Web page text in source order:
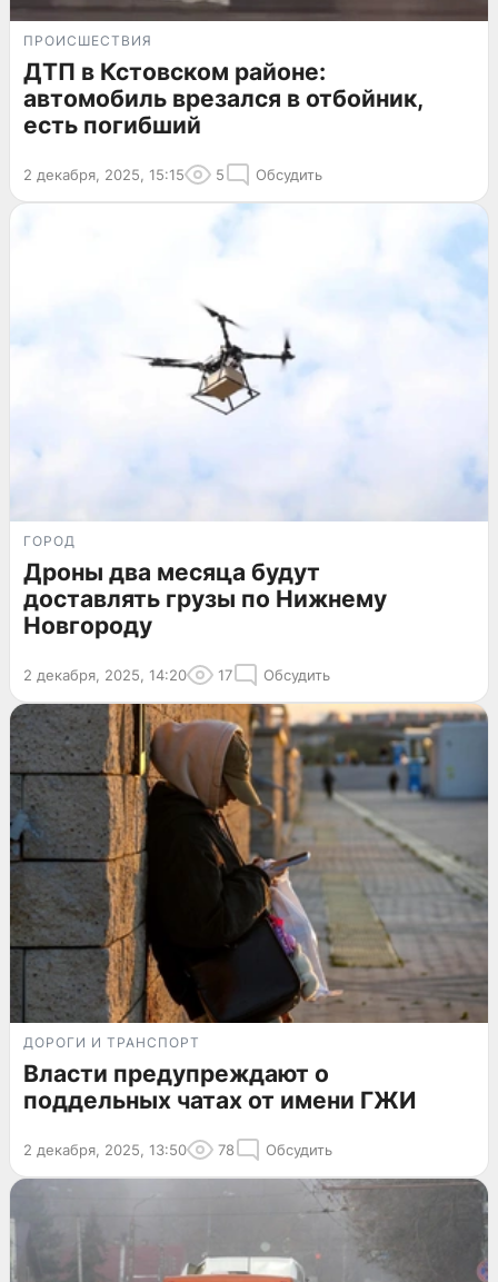
ПРОИСШЕСТВИЯ
ДТП в Кстовском районе:
автомобиль врезался в отбойник,
есть погибший
2 декабря, 2025, 15:15 5 Обсудить
ГОРОД
Дроны два месяца будут
доставлять грузы по Нижнему
Новгороду
2 декабря, 2025, 14:20 17 Обсудить
ДОРОГИ И ТРАНСПОРТ
Власти предупреждают о
поддельных чатах от имени ГЖИ
2 декабря, 2025, 13:50 78 Обсудить